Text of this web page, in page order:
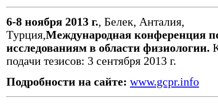
6-8 ноября 2013 г., Белек, Анталия,
Турция,Международная конференция
исследованиям в области физиологии.
подачи тезисов: 3 сентября 2013 г.
Подробности на сайте: www.gcpr.info